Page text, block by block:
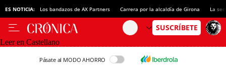
ES NOTICIA: Los bandazos de AX Partners Carrera por la alcaldía de Girona La
Leer en Castellano
Pásate al MODO AHORRO